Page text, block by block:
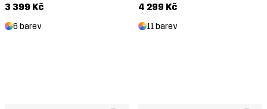
3 399 Kč
6 barev
4 299 Kč
11 barev